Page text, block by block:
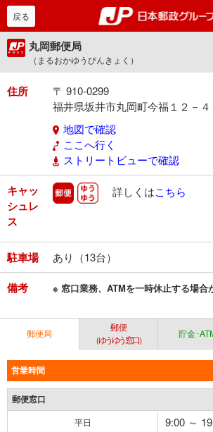
戻る
丸岡郵便局
（まるおかゆうびんきょく）
住所
〒 910-0299
福井県坂井市丸岡町今福１２－４
地図で確認
ここへ行く
ストリートビューで確認
キャッ
シュレ
ス
郵便 ゆうゆう
詳しくはこちら
駐車場 あり（13台）
備考 ※ 窓口業務、ATMを一時休止する場合
郵便局
郵便
（ゆうゆう窓口）
貯金･
営業時間
郵便窓口
平日 9:00 ～